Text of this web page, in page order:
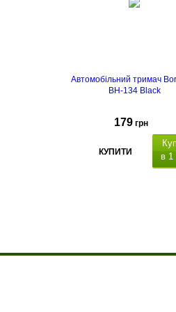
Автомобільний тримач
BH-134 Black
179 грн
КУПИТИ
в 1